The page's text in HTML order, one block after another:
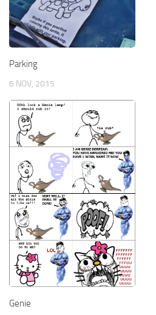
Parking
6 NOV, 2015
Genie